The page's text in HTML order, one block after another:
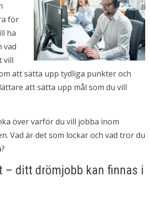
för
ha
vad
vill
att sätta upp tydliga punkter och
att sätta upp mål som du vill
över varför du vill jobba inom
Vad är det som lockar och vad tror du
– ditt drömjobb kan finnas i